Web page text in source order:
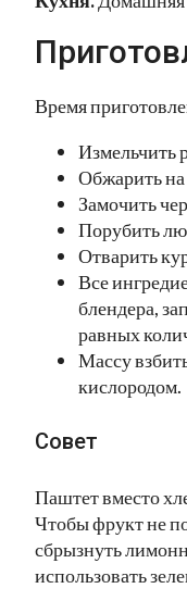
Время
Измельчить
Обжарить на
Замочить
Порубить
Отварить
Все
блендера,
равных
Массу
кислородом.
Совет
Паштет вместо
Чтобы фрукт не
сбрызнуть
использовать